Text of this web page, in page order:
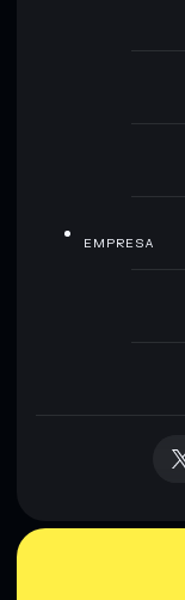
EMPRESA